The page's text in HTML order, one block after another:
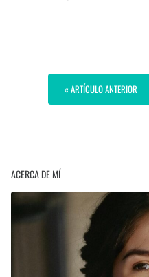
« ARTÍCULO ANTERIOR
ACERCA DE MÍ